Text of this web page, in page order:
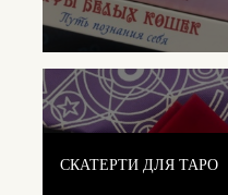
СКАТЕРТИ ДЛЯ ТАРО